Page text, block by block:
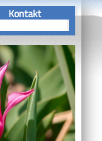
Kontakt